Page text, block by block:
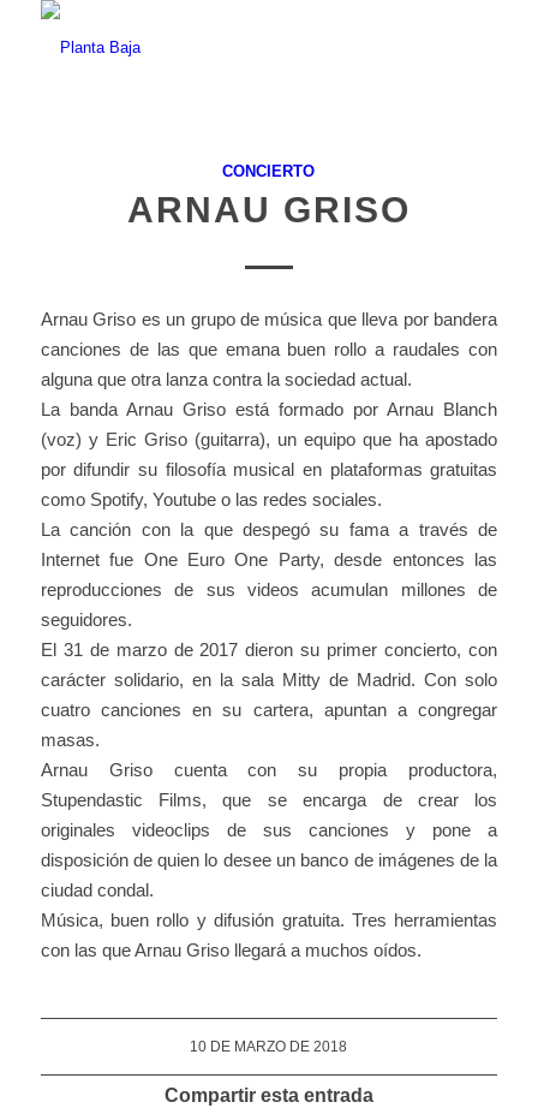
CONCIERTO
ARNAU GRISO
Arnau Griso es un grupo de música que lleva por bandera
canciones de las que emana buen rollo a raudales con
alguna que otra lanza contra la sociedad actual.
La banda Arnau Griso está formado por Arnau Blanch
(voz) y Eric Griso (guitarra), un equipo que ha apostado
por difundir su filosofía musical en plataformas gratuitas
como Spotify, Youtube o las redes sociales.
La canción con la que despegó su fama a través de
Internet fue One Euro One Party, desde entonces las
reproducciones de sus videos acumulan millones de
seguidores.
El 31 de marzo de 2017 dieron su primer concierto, con
carácter solidario, en la sala Mitty de Madrid. Con solo
cuatro canciones en su cartera, apuntan a congregar
masas.
Arnau Griso cuenta con su propia productora,
Stupendastic Films, que se encarga de crear los
originales videoclips de sus canciones y pone a
disposición de quien lo desee un banco de imágenes de la
ciudad condal.
Música, buen rollo y difusión gratuita. Tres herramientas
con las que Arnau Griso llegará a muchos oídos.
10 DE MARZO DE 2018
Compartir esta entrada